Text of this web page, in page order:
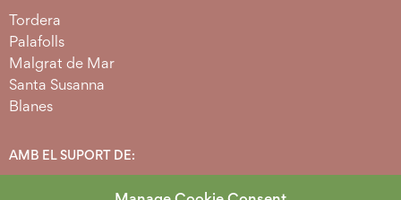
Tordera
Palafolls
Malgrat de Mar
Santa Susanna
Blanes
AMB EL SUPORT DE: